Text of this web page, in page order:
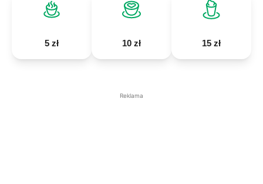
5 zł 10 zł 15 zł
Reklama